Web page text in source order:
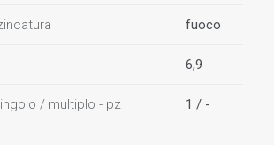
fuoco
6,9
/ multiplo - pz 1 / -